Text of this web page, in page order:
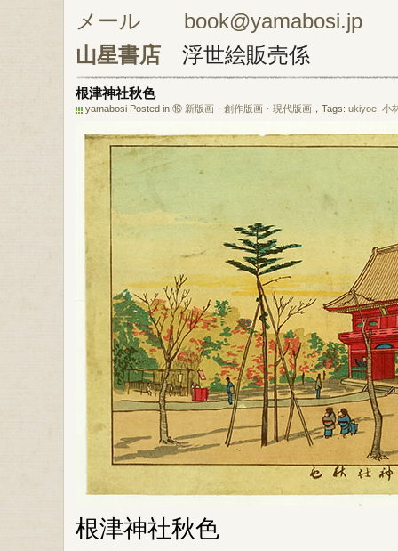
メール book@yamabosi.jp
山星書店 浮世絵販売係
根津神社秋色
yamabosi Posted in ⑯ 新版画・創作版画・現代版画 ，Tags: ukiyoe 小
根津神社秋色